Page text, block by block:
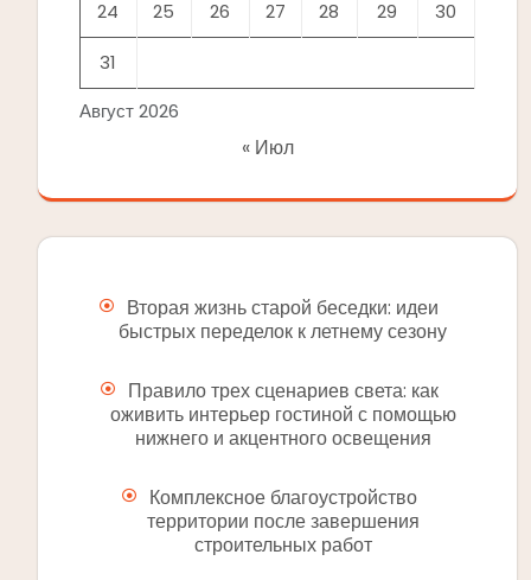
Август 2026
24 25 26 27 28 29 30
31
« Июл
Вторая жизнь старой беседки: идеи
быстрых переделок к летнему сезону
Правило трех сценариев света: как
оживить интерьер гостиной с помощью
нижнего и акцентного освещения
Комплексное благоустройство
территории после завершения
строительных работ